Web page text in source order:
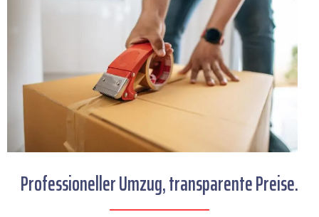
Professioneller Umzug, transparente Preise.